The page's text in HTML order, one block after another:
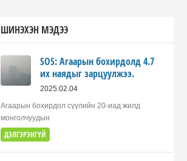
ШИНЭХЭН МЭДЭЭ
SOS: Агаарын бохирдолд 4.7
их наядыг зарцуулжээ.
2025.02.04
Агаарын бохирдол сүүлийн 20-иад жилд
монголчуудын
ДЭЛГЭРЭНГҮЙ